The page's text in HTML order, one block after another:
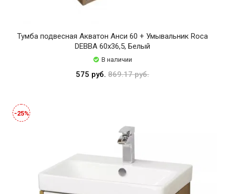
Тумба подвесная Акватон Анси 60 + Умывальник Roca
DEBBA 60х36,5, Белый
В наличии
575 руб. 869.17 руб.
-25%